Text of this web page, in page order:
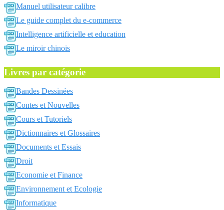
Manuel utilisateur calibre
Le guide complet du e-commerce
Intelligence artificielle et education
Le miroir chinois
Livres par catégorie
Bandes Dessinées
Contes et Nouvelles
Cours et Tutoriels
Dictionnaires et Glossaires
Documents et Essais
Droit
Economie et Finance
Environnement et Ecologie
Informatique